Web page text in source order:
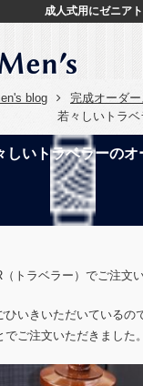
成人式用にゼニア
blog 完成オーダ
若々しいトラ
しいトラベラーのオ
トラベラー）でご注文
ひいきいただいているの
ご注文いただきました。